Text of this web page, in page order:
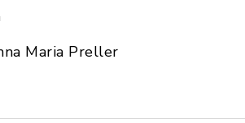
Maria Preller